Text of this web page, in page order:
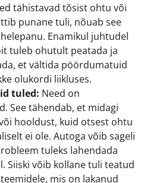
tähistavad tõsist ohtu või
punane tuli, nõuab see
Enamikul juhtudel
tuleb ohutult peatada ja
et vältida pöördumatuid
olukordi liikluses.
tuled: Need on
See tähendab, et midagi
hooldust, kuid otsest ohtu
ei ole. Autoga võib sageli
tuleks lahendada
Siiski võib kollane tuli teatud
mis on lakanud